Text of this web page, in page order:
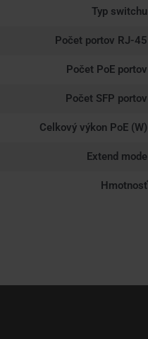
Typ switchu
Počet portov RJ-45
Počet PoE portov
Počet SFP portov
Celkový výkon PoE (W)
Extend mode
Hmotnosť